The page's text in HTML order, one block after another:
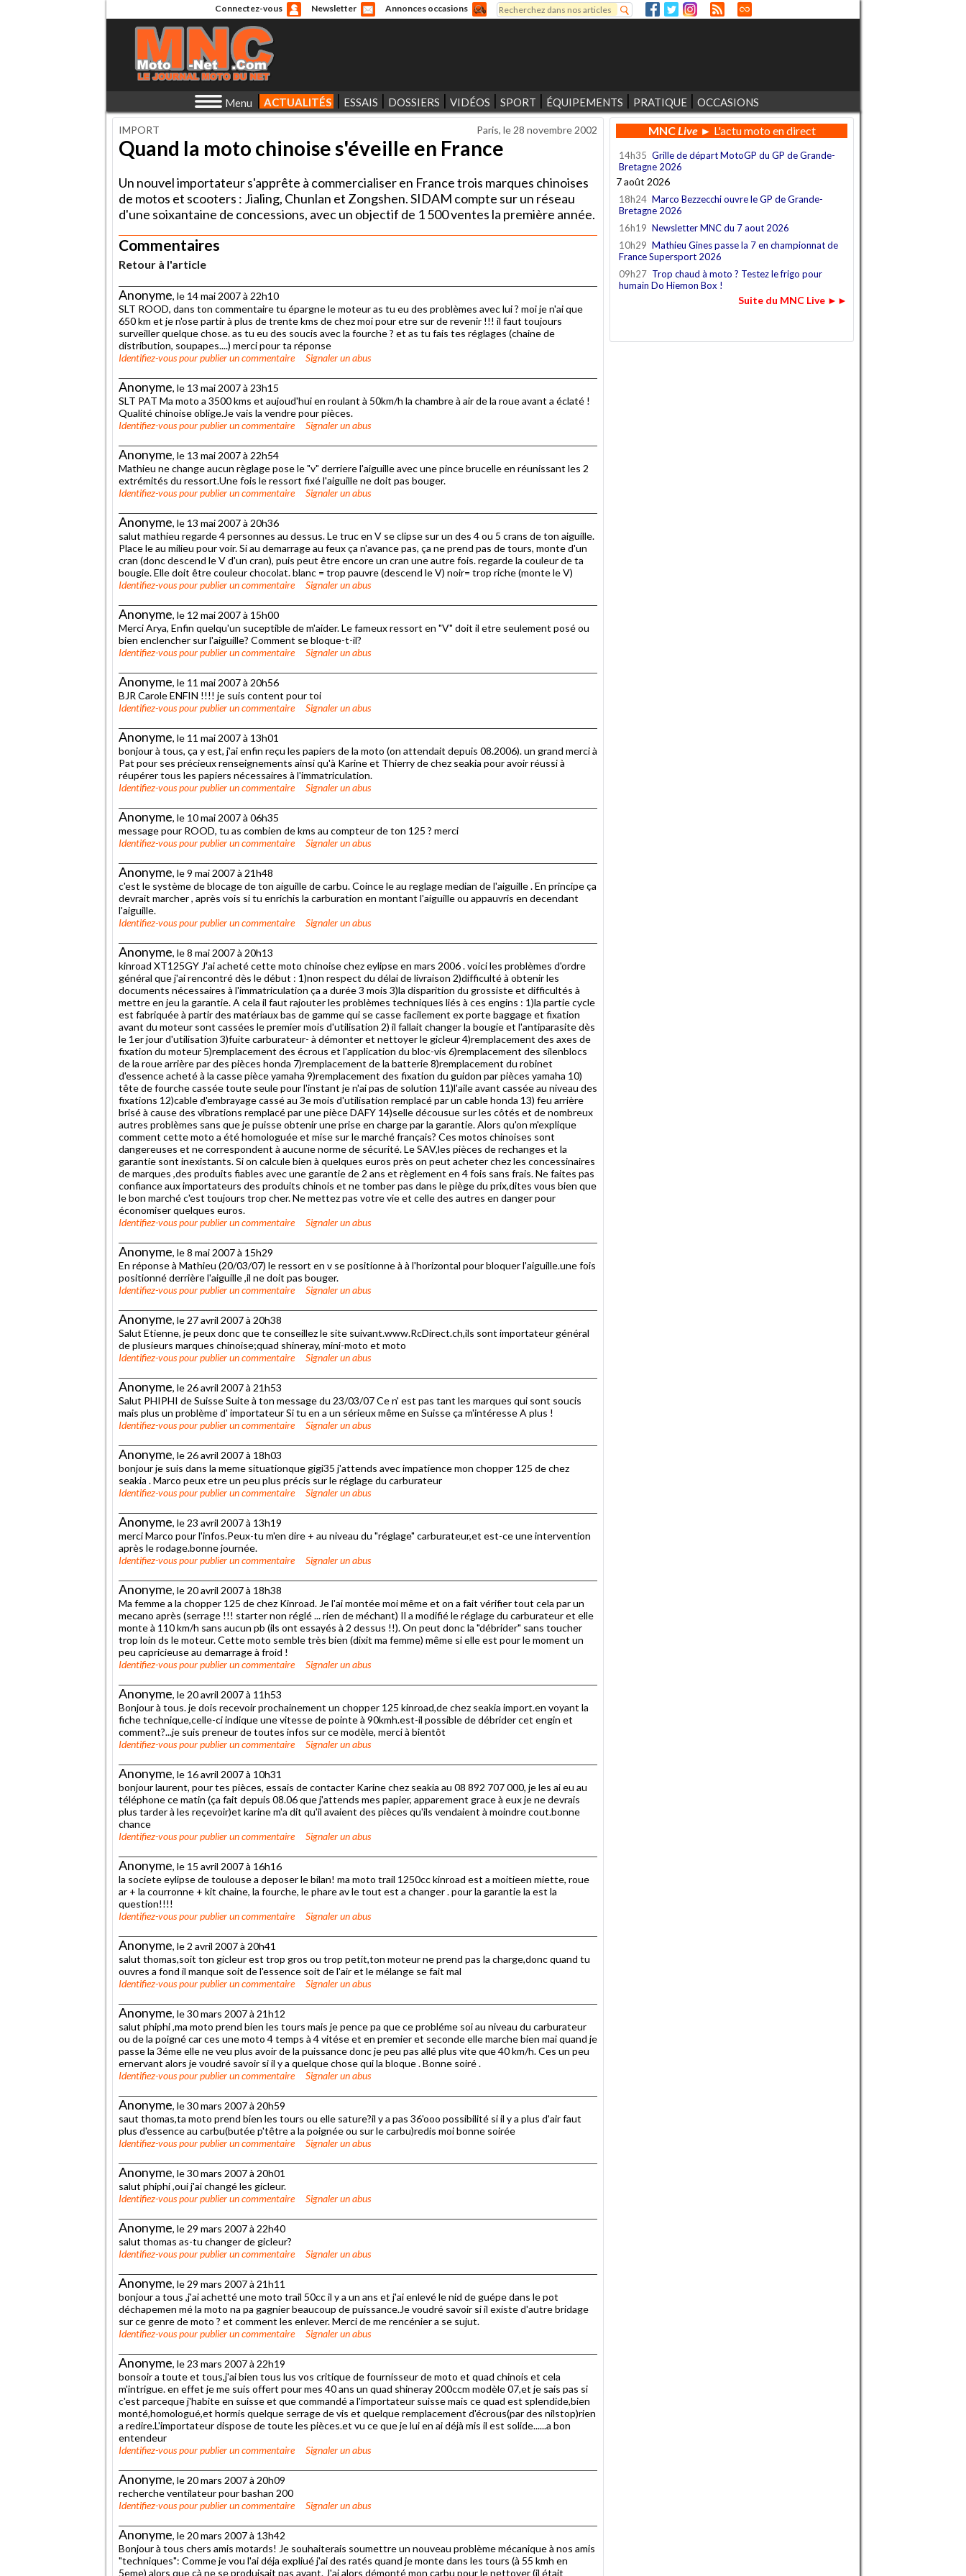
Connectez-vous Newsletter Annonces occasions
Formulaire de recherche
Rechercher
Menu ACTUALITÉS ESSAIS DOSSIERS VIDÉOS SPORT ÉQUIPEMENTS PRATIQUE OCCASIONS
IMPORT Paris, le 28 novembre 2002
Quand la moto chinoise s'éveille en France
Un nouvel importateur s'apprête à commercialiser en France trois marques chinoises
de motos et scooters : Jialing, Chunlan et Zongshen. SIDAM compte sur un réseau
d'une soixantaine de concessions, avec un objectif de 1 500 ventes la première année.
Commentaires
Retour à l'article
Anonyme, le 14 mai 2007 à 22h10
SLT ROOD, dans ton commentaire tu épargne le moteur as tu eu des problèmes avec lui ? moi je n'ai que
650 km et je n'ose partir à plus de trente kms de chez moi pour etre sur de revenir !!! il faut toujours
surveiller quelque chose. as tu eu des soucis avec la fourche ? et as tu fais tes réglages (chaine de
distribution, soupapes....) merci pour ta réponse
Identifiez-vouspour publier un commentaire Signaler un abus
Anonyme, le 13 mai 2007 à 23h15
SLT PAT Ma moto a 3500 kms et aujoud'hui en roulant à 50km/h la chambre à air de la roue avant a éclaté !
Qualité chinoise oblige.Je vais la vendre pour pièces.
Identifiez-vouspour publier un commentaire Signaler un abus
Anonyme, le 13 mai 2007 à 22h54
Mathieu ne change aucun règlage pose le "v" derriere l'aiguille avec une pince brucelle en réunissant les 2
extrémités du ressort.Une fois le ressort fixé l'aiguille ne doit pas bouger.
Identifiez-vouspour publier un commentaire Signaler un abus
Anonyme, le 13 mai 2007 à 20h36
salut mathieu regarde 4 personnes au dessus. Le truc en V se clipse sur un des 4 ou 5 crans de ton aiguille.
Place le au milieu pour voir. Si au demarrage au feux ça n'avance pas, ça ne prend pas de tours, monte d'un
cran (donc descend le V d'un cran), puis peut être encore un cran une autre fois. regarde la couleur de ta
bougie. Elle doit être couleur chocolat. blanc = trop pauvre (descend le V) noir= trop riche (monte le V)
Identifiez-vouspour publier un commentaire Signaler un abus
Anonyme, le 12 mai 2007 à 15h00
Merci Arya, Enfin quelqu'un suceptible de m'aider. Le fameux ressort en "V" doit il etre seulement posé ou
bien enclencher sur l'aiguille? Comment se bloque-t-il?
Identifiez-vouspour publier un commentaire Signaler un abus
Anonyme, le 11 mai 2007 à 20h56
BJR Carole ENFIN !!!! je suis content pour toi
Identifiez-vouspour publier un commentaire Signaler un abus
Anonyme, le 11 mai 2007 à 13h01
bonjour à tous, ça y est, j'ai enfin reçu les papiers de la moto (on attendait depuis 08.2006). un grand merci à
Pat pour ses précieux renseignements ainsi qu'à Karine et Thierry de chez seakia pour avoir réussi à
réupérer tous les papiers nécessaires à l'immatriculation.
Identifiez-vouspour publier un commentaire Signaler un abus
Anonyme, le 10 mai 2007 à 06h35
message pour ROOD, tu as combien de kms au compteur de ton 125 ? merci
Identifiez-vouspour publier un commentaire Signaler un abus
Anonyme, le 9 mai 2007 à 21h48
c'est le système de blocage de ton aiguille de carbu. Coince le au reglage median de l'aiguille . En principe ça
devrait marcher , après vois si tu enrichis la carburation en montant l'aiguille ou appauvris en decendant
l'aiguille.
Identifiez-vouspour publier un commentaire Signaler un abus
Anonyme, le 8 mai 2007 à 20h13
kinroad XT125GY J'ai acheté cette moto chinoise chez eylipse en mars 2006 . voici les problèmes d'ordre
général que j'ai rencontré dès le début : 1)non respect du délai de livraison 2)difficulté à obtenir les
documents nécessaires à l'immatriculation ça a durée 3 mois 3)la disparition du grossiste et difficultés à
mettre en jeu la garantie. A cela il faut rajouter les problèmes techniques liés à ces engins : 1)la partie cycle
est fabriquée à partir des matériaux bas de gamme qui se casse facilement ex porte baggage et fixation
avant du moteur sont cassées le premier mois d'utilisation 2) il fallait changer la bougie et l'antiparasite dès
le 1er jour d'utilisation 3)fuite carburateur- à démonter et nettoyer le gicleur 4)remplacement des axes de
fixation du moteur 5)remplacement des écrous et l'application du bloc-vis 6)remplacement des silenblocs
de la roue arrière par des pièces honda 7)remplacement de la batterie 8)remplacement du robinet
d'essence acheté à la casse pièce yamaha 9)remplacement des fixation du guidon par pièces yamaha 10)
tête de fourche cassée toute seule pour l'instant je n'ai pas de solution 11)l'aile avant cassée au niveau des
fixations 12)cable d'embrayage cassé au 3e mois d'utilisation remplacé par un cable honda 13) feu arrière
brisé à cause des vibrations remplacé par une pièce DAFY 14)selle décousue sur les côtés et de nombreux
autres problèmes sans que je puisse obtenir une prise en charge par la garantie. Alors qu'on m'explique
comment cette moto a été homologuée et mise sur le marché français? Ces motos chinoises sont
dangereuses et ne correspondent à aucune norme de sécurité. Le SAV,les pièces de rechanges et la
garantie sont inexistants. Si on calcule bien à quelques euros près on peut acheter chez les concessinaires
de marques ,des produits fiables avec une garantie de 2 ans et règlement en 4 fois sans frais. Ne faites pas
confiance aux importateurs des produits chinois et ne tomber pas dans le piège du prix,dites vous bien que
le bon marché c'est toujours trop cher. Ne mettez pas votre vie et celle des autres en danger pour
économiser quelques euros.
Identifiez-vouspour publier un commentaire Signaler un abus
Anonyme, le 8 mai 2007 à 15h29
En réponse à Mathieu (20/03/07) le ressort en v se positionne à à l'horizontal pour bloquer l'aiguille.une fois
positionné derrière l'aiguille ,il ne doit pas bouger.
Identifiez-vouspour publier un commentaire Signaler un abus
Anonyme, le 27 avril 2007 à 20h38
Salut Etienne, je peux donc que te conseillez le site suivant.www.RcDirect.ch,ils sont importateur général
de plusieurs marques chinoise;quad shineray, mini-moto et moto
Identifiez-vouspour publier un commentaire Signaler un abus
Anonyme, le 26 avril 2007 à 21h53
Salut PHIPHI de Suisse Suite à ton message du 23/03/07 Ce n' est pas tant les marques qui sont soucis
mais plus un problème d' importateur Si tu en a un sérieux même en Suisse ça m'intéresse A plus !
Identifiez-vouspour publier un commentaire Signaler un abus
Anonyme, le 26 avril 2007 à 18h03
bonjour je suis dans la meme situationque gigi35 j'attends avec impatience mon chopper 125 de chez
seakia . Marco peux etre un peu plus précis sur le réglage du carburateur
Identifiez-vouspour publier un commentaire Signaler un abus
Anonyme, le 23 avril 2007 à 13h19
merci Marco pour l'infos.Peux-tu m'en dire + au niveau du "réglage" carburateur,et est-ce une intervention
après le rodage.bonne journée.
Identifiez-vouspour publier un commentaire Signaler un abus
Anonyme, le 20 avril 2007 à 18h38
Ma femme a la chopper 125 de chez Kinroad. Je l'ai montée moi même et on a fait vérifier tout cela par un
mecano après (serrage !!! starter non réglé ... rien de méchant) Il a modifié le réglage du carburateur et elle
monte à 110 km/h sans aucun pb (ils ont essayés à 2 dessus !!). On peut donc la "débrider" sans toucher
trop loin ds le moteur. Cette moto semble très bien (dixit ma femme) même si elle est pour le moment un
peu capricieuse au demarrage à froid !
Identifiez-vouspour publier un commentaire Signaler un abus
Anonyme, le 20 avril 2007 à 11h53
Bonjour à tous. je dois recevoir prochainement un chopper 125 kinroad,de chez seakia import.en voyant la
fiche technique,celle-ci indique une vitesse de pointe à 90kmh.est-il possible de débrider cet engin et
comment?...je suis preneur de toutes infos sur ce modèle, merci à bientôt
Identifiez-vouspour publier un commentaire Signaler un abus
Anonyme, le 16 avril 2007 à 10h31
bonjour laurent, pour tes pièces, essais de contacter Karine chez seakia au 08 892 707 000, je les ai eu au
téléphone ce matin (ça fait depuis 08.06 que j'attends mes papier, apparement grace à eux je ne devrais
plus tarder à les reçevoir)et karine m'a dit qu'il avaient des pièces qu'ils vendaient à moindre cout.bonne
chance
Identifiez-vouspour publier un commentaire Signaler un abus
Anonyme, le 15 avril 2007 à 16h16
la societe eylipse de toulouse a deposer le bilan! ma moto trail 1250cc kinroad est a moitieen miette, roue
ar + la courronne + kit chaine, la fourche, le phare av le tout est a changer . pour la garantie la est la
question!!!!
Identifiez-vouspour publier un commentaire Signaler un abus
Anonyme, le 2 avril 2007 à 20h41
salut thomas,soit ton gicleur est trop gros ou trop petit,ton moteur ne prend pas la charge,donc quand tu
ouvres a fond il manque soit de l'essence soit de l'air et le mélange se fait mal
Identifiez-vouspour publier un commentaire Signaler un abus
Anonyme, le 30 mars 2007 à 21h12
salut phiphi ,ma moto prend bien les tours mais je pence pa que ce probléme soi au niveau du carburateur
ou de la poigné car ces une moto 4 temps à 4 vitése et en premier et seconde elle marche bien mai quand je
passe la 3éme elle ne veu plus avoir de la puissance donc je peu pas allé plus vite que 40 km/h. Ces un peu
ernervant alors je voudré savoir si il y a quelque chose qui la bloque . Bonne soiré .
Identifiez-vouspour publier un commentaire Signaler un abus
Anonyme, le 30 mars 2007 à 20h59
saut thomas,ta moto prend bien les tours ou elle sature?il y a pas 36'ooo possibilité si il y a plus d'air faut
plus d'essence au carbu(butée p'têtre a la poignée ou sur le carbu)redis moi bonne soirée
Identifiez-vouspour publier un commentaire Signaler un abus
Anonyme, le 30 mars 2007 à 20h01
salut phiphi ,oui j'ai changé les gicleur.
Identifiez-vouspour publier un commentaire Signaler un abus
Anonyme, le 29 mars 2007 à 22h40
salut thomas as-tu changer de gicleur?
Identifiez-vouspour publier un commentaire Signaler un abus
Anonyme, le 29 mars 2007 à 21h11
bonjour a tous ,j'ai achetté une moto trail 50cc il y a un ans et j'ai enlevé le nid de guépe dans le pot
déchapemen mé la moto na pa gagnier beaucoup de puissance.Je voudré savoir si il existe d'autre bridage
sur ce genre de moto ? et comment les enlever. Merci de me rencénier a se sujut.
Identifiez-vouspour publier un commentaire Signaler un abus
Anonyme, le 23 mars 2007 à 22h19
bonsoir a toute et tous,j'ai bien tous lus vos critique de fournisseur de moto et quad chinois et cela
m'intrigue. en effet je me suis offert pour mes 40 ans un quad shineray 200ccm modèle 07,et je sais pas si
c'est parceque j'habite en suisse et que commandé a l'importateur suisse mais ce quad est splendide,bien
monté,homologué,et hormis quelque serrage de vis et quelque remplacement d'écrous(par des nilstop)rien
a redire.L'importateur dispose de toute les pièces.et vu ce que je lui en ai déjà mis il est solide......a bon
entendeur
Identifiez-vouspour publier un commentaire Signaler un abus
Anonyme, le 20 mars 2007 à 20h09
recherche ventilateur pour bashan 200
Identifiez-vouspour publier un commentaire Signaler un abus
Anonyme, le 20 mars 2007 à 13h42
Bonjour à tous chers amis motards! Je souhaiterais soumettre un nouveau problème mécanique à nos amis
"techniques": Comme je vou l'ai déja expliué j'ai des ratés quand je monte dans les tours (à 55 kmh en
5eme) alors que çà ne se produisait pas avant. J'ai alors démonté mon carbu pour le nettoyer (il était
MNCLive► L'actu moto en direct
14h35 Grille de départ MotoGP du GP de Grande-
Bretagne 2026
7 août 2026
18h24 Marco Bezzecchi ouvre le GP de Grande-
Bretagne 2026
16h19 Newsletter MNC du 7 aout 2026
10h29 Mathieu Gines passe la 7 en championnat de
France Supersport 2026
09h27 Trop chaud à moto ? Testez le frigo pour
humain Do Hiemon Box !
Suite du MNC Live ►►